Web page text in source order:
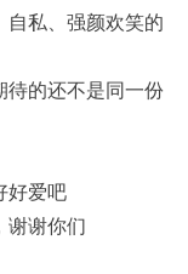
私、强颜欢笑的
的还不是同一份
爱吧
谢你们